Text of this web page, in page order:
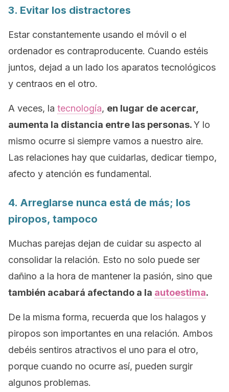
3. Evitar los distractores
Estar constantemente usando el móvil o el
ordenador es contraproducente. Cuando estéis
juntos, dejad a un lado los aparatos tecnológicos
y centraos en el otro.
A veces, la tecnología, en lugar de acercar,
aumenta la distancia entre las personas.Y lo
mismo ocurre si siempre vamos a nuestro aire.
Las relaciones hay que cuidarlas, dedicar tiempo,
afecto y atención es fundamental.
4. Arreglarse nunca está de más; los
piropos, tampoco
Muchas parejas dejan de cuidar su aspecto al
consolidar la relación. Esto no solo puede ser
dañino a la hora de mantener la pasión, sino que
también acabará afectando a la autoestima.
De la misma forma, recuerda que los halagos y
piropos son importantes en una relación. Ambos
debéis sentiros atractivos el uno para el otro,
porque cuando no ocurre así, pueden surgir
algunos problemas.